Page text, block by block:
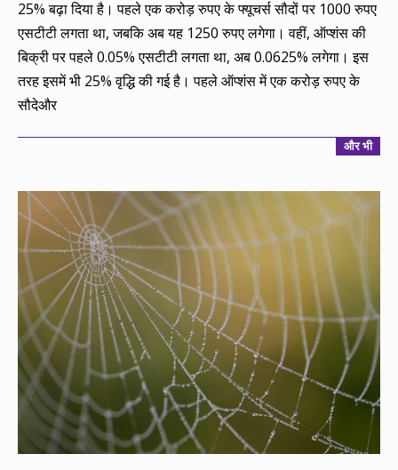
25% बढ़ा दिया है। पहले एक करोड़ रुपए के फ्यूचर्स सौदों पर 1000 रुपए
एसटीटी लगता था, जबकि अब यह 1250 रुपए लगेगा। वहीं, ऑप्शंस की
बिक्री पर पहले 0.05% एसटीटी लगता था, अब 0.0625% लगेगा। इस
तरह इसमें भी 25% वृद्धि की गई है। पहले ऑप्शंस में एक करोड़ रुपए के
सौदेऔर
और भी